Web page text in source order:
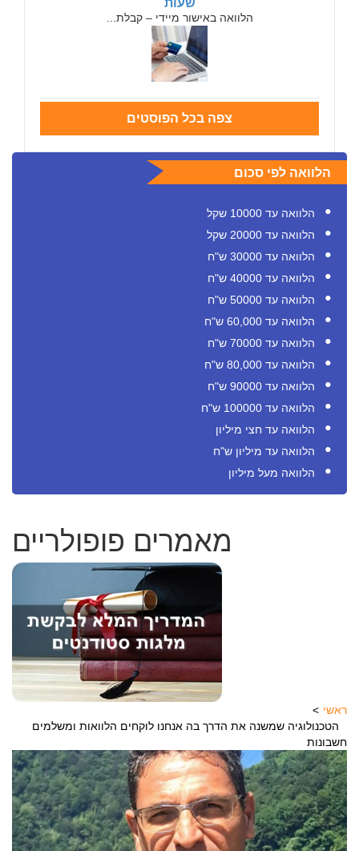
שעות
הלוואה באישור מיידי – קבלת...
צפה בכל הפוסטים
הלוואה לפי סכום
הלוואה עד 10000 שקל
הלוואה עד 20000 שקל
הלוואה עד 30000 ש"ח
הלוואה עד 40000 ש"ח
הלוואה עד 50000 ש"ח
הלוואה עד 60,000 ש"ח
הלוואה עד 70000 ש"ח
הלוואה עד 80,000 ש"ח
הלוואה עד 90000 ש"ח
הלוואה עד 100000 ש"ח
הלוואה עד חצי מיליון
הלוואה עד מיליון ש"ח
הלוואה מעל מיליון
מאמרים פופולריים
ראשי
הטכנולוגיה שמשנה את הדרך בה אנחנו לוקחים הלוואות ומשלמים
חשבונות